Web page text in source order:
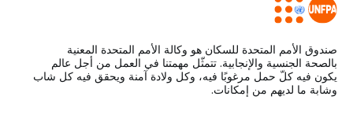
صندوق الأمم المتحدة للسكان هو وكالة الأمم المتحدة المعنية
بالصحة الجنسية والإنجابية. تتمثّل مهمتنا في العمل من أجل عالم
يكون فيه كلّ حمل مرغوبًا فيه، وكل ولادة آمنة ويحقق فيه كل شاب
وشابة ما لديهم من إمكانات.